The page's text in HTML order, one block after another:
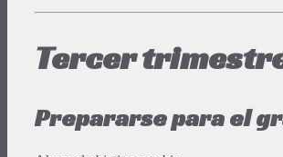
Tercer
Prepararse para el